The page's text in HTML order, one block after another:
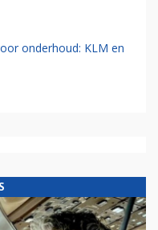
onderhoud: KLM en